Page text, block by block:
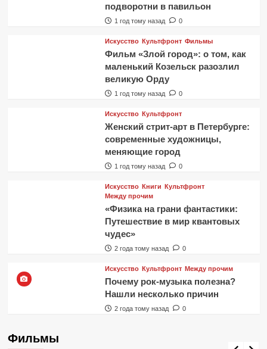
подворотни в павильон
1 год тому назад 0
Искусство Культфронт Фильмы
Фильм «Злой город»: о том, как
маленький Козельск разозлил
великую Орду
1 год тому назад 0
Искусство Культфронт
Женский стрит-арт в Петербурге:
современные художницы,
меняющие город
1 год тому назад 0
Искусство Книги
Культфронт
Между прочим
«Физика на грани фантастики:
Путешествие в мир квантовых
чудес»
2 года тому назад 0
Искусство Культфронт Между прочим
Почему рок-музыка полезна?
Нашли несколько причин
2 года тому назад 0
Фильмы
Фильмы